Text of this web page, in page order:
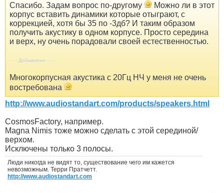
Спасибо. Задам вопрос по-другому
Можно ли в этот
корпус вставить динамики которые отыграют, с
коррекцией, хотя бы 35 по -3дб? И таким образом
получить акустику в одном корпусе. Просто середина
и верх, ну очень порадовали своей естественностью.
- - - Добавлено - - -
Многокорпусная акустика с 20Гц НЧ у меня не очень
востребована
http://www.audiostandart.com/products/speakers.html
CosmosFactory, например.
Magna Nimis тоже можно сделать с этой серединой/
верхом.
Исключены только 3 полосы.
Люди никогда не видят то, существование чего им кажется
невозможным. Терри Пратчетт.
http://www.audiostandart.com